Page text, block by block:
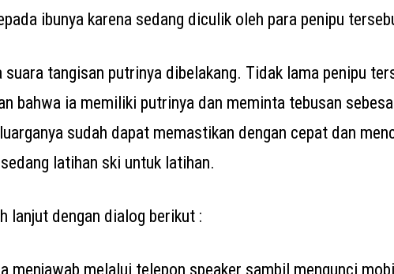
ibunya karena sedang diculik oleh para penipu
suara tangisan putrinya dibelakang. Tidak lama penipu
bahwa ia memiliki putrinya dan meminta tebusan
sudah dapat memastikan dengan cepat dan
latihan ski untuk latihan.
lanjut dengan dialog berikut :
menjawab melalui telepon speaker sambil mengunci